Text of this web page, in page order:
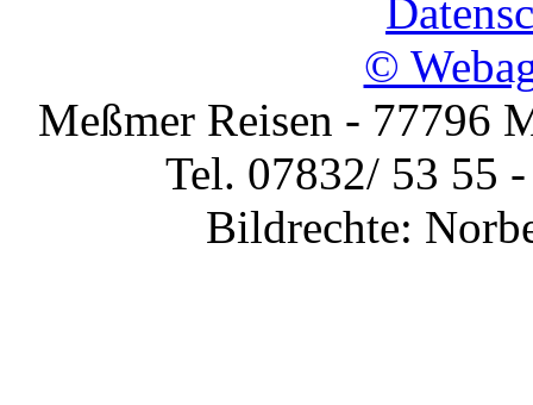
©
Meßmer Reisen - 77796
Tel. 07832/ 53 55
Bildrechte: